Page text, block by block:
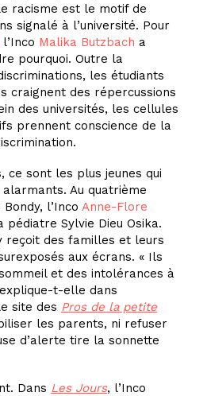
racisme est le motif de
signalé à l’université. Pour
Inco Malika Butzbach a
pourquoi. Outre la
les étudiants
craignent des répercussions
des universités, les cellules
prennent conscience de la
ce sont les plus jeunes qui
Au quatrième
l’Inco Anne-Flore
Sylvie Dieu Osika.
reçoit des familles et leurs
aux écrans. « Ils
et des intolérances à
t-elle dans
site des Pros de la petite
les parents, ni refuser
d’alerte tire la sonnette
Dans Les Jours, l’Inco